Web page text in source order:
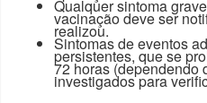
Qualquer sintoma
vacinação deve ser
realizou.
Sintomas de eventos
persistentes, que se
72 horas (dependendo
investigados para